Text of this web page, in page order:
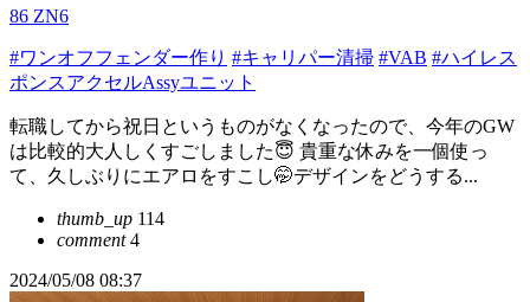
86 ZN6
#ワンオフフェンダー作り #キャリパー清掃 #VAB #ハイレス
ポンスアクセルAssyユニット
転職してから祝日というものがなくなったので、今年のGW
は比較的大人しくすごしました😇 貴重な休みを一個使っ
て、久しぶりにエアロをすこし🤭デザインをどうする...
thumb_up 114
comment4
2024/05/08 08:37